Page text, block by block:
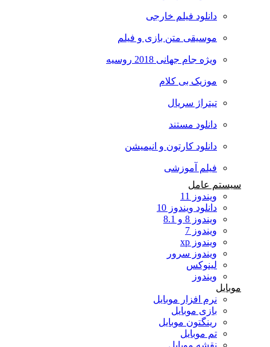
دانلود فیلم خارجی
موسیقی متن بازی و فیلم
ویژه جام جهانی 2018 روسیه
موزیک بی کلام
تیتراژ سریال
دانلود مستند
دانلود کارتون و انیمیشن
فیلم آموزشی
سیستم عامل
ویندوز 11
دانلود ویندوز 10
ویندوز 8 و 8.1
ویندوز 7
ویندوز xp
ویندوز سرور
لینوکس
ویندوز
موبایل
نرم افزار موبایل
بازی موبایل
رینگتون موبایل
تم موبایل
نقشه موبایل